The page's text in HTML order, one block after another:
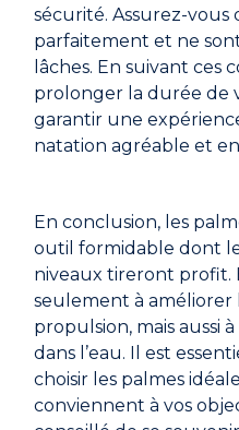
sécurité. Assurez-vous
parfaitement et ne
lâches. En suivant ces
prolonger la durée de
garantir une
natation agréable et
En conclusion, les
outil formidable dont
niveaux tireront profit.
seulement à
propulsion, mais aussi
dans l’eau. Il est
choisir les palmes
conviennent à vos